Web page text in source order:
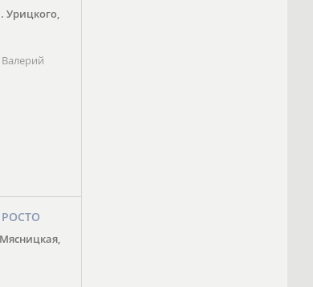
Урицкого,
РОСТО